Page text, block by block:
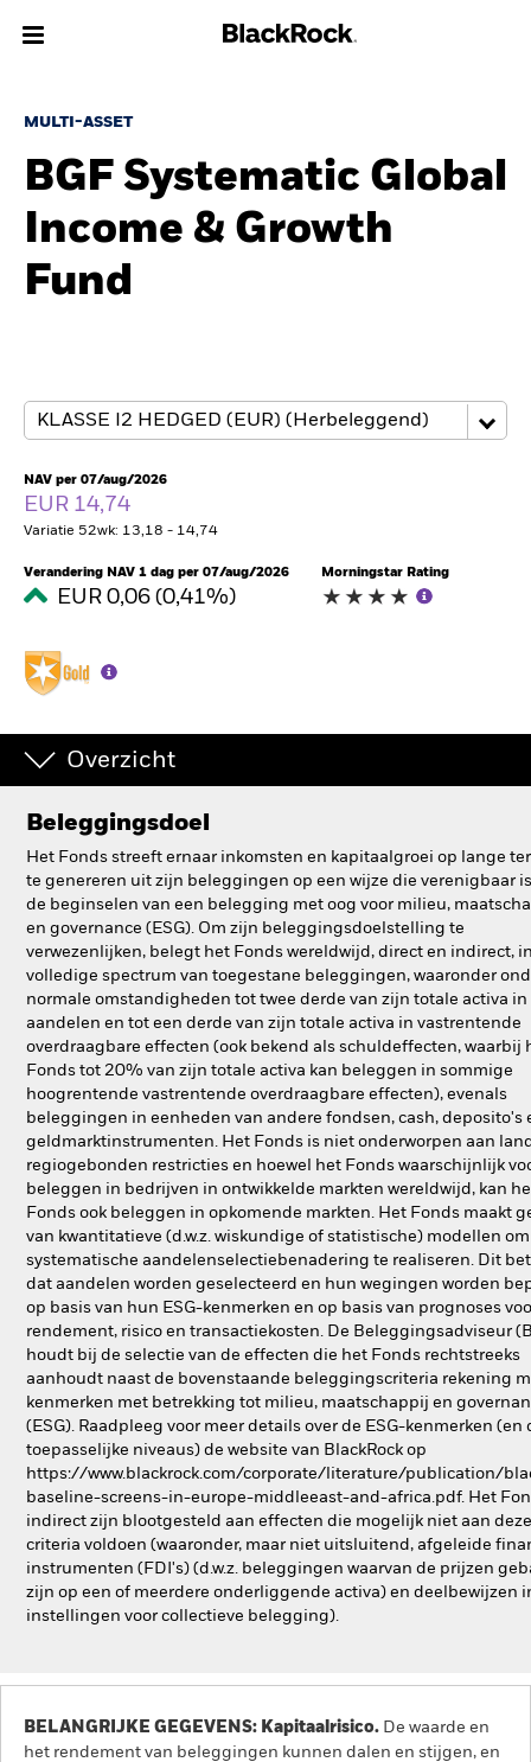
Over Ons
Producten
Thema's
Inzichten
Particulieren
Nederland
Change location
BlackRock
Aladdin
MULTI-ASSET
BGF Systematic Global
Income & Growth
Fund
NAV per 07/aug/2026
EUR 14,74
Variatie 52wk: 13,18 - 14,74
Verandering NAV 1 dag per 07/aug/2026
EUR 0,06 (0,41%)
Morningstar Rating
Overzicht
Beleggingsdoel
Het Fonds streeft ernaar inkomsten en kapitaalgroei op lange
te genereren uit zijn beleggingen op een wijze die verenigbaar
de beginselen van een belegging met oog voor milieu,
en governance (ESG). Om zijn beleggingsdoelstelling te
verwezenlijken, belegt het Fonds wereldwijd, direct en indirect,
volledige spectrum van toegestane beleggingen, waaronder
normale omstandigheden tot twee derde van zijn totale activa in
aandelen en tot een derde van zijn totale activa in vastrentende
overdraagbare effecten (ook bekend als schuldeffecten, waarbij
Fonds tot 20% van zijn totale activa kan beleggen in sommige
hoogrentende vastrentende overdraagbare effecten), evenals
beleggingen in eenheden van andere fondsen, cash, deposito's
geldmarktinstrumenten. Het Fonds is niet onderworpen aan
regiogebonden restricties en hoewel het Fonds waarschijnlijk
beleggen in bedrijven in ontwikkelde markten wereldwijd, kan
Fonds ook beleggen in opkomende markten. Het Fonds maakt
van kwantitatieve (d.w.z. wiskundige of statistische) modellen
systematische aandelenselectiebenadering te realiseren. Dit
dat aandelen worden geselecteerd en hun wegingen worden
op basis van hun ESG-kenmerken en op basis van prognoses
rendement, risico en transactiekosten. De Beleggingsadviseur
houdt bij de selectie van de effecten die het Fonds rechtstreeks
aanhoudt naast de bovenstaande beleggingscriteria rekening
kenmerken met betrekking tot milieu, maatschappij en
(ESG). Raadpleeg voor meer details over de ESG-kenmerken (en
toepasselijke niveaus) de website van BlackRock op
https://www.blackrock.com/corporate/literature/publication/
baseline-screens-in-europe-middleeast-and-africa.pdf. Het
indirect zijn blootgesteld aan effecten die mogelijk niet aan
criteria voldoen (waaronder, maar niet uitsluitend, afgeleide
instrumenten (FDI's) (d.w.z. beleggingen waarvan de prijzen
zijn op een of meerdere onderliggende activa) en deelbewijzen
instellingen voor collectieve belegging).
BELANGRIJKE GEGEVENS: Kapitaalrisico. De waarde en
het rendement van beleggingen kunnen dalen en stijgen, en